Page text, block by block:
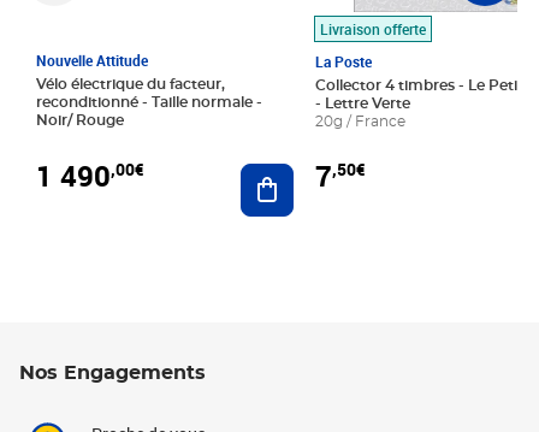
Nouvelle Attitude
Vélo électrique du facteur,
reconditionné - Taille normale -
Noir/ Rouge
1 490,00€ Ajouter au panier
Livraison offerte
La Poste
Collector 4 timbres - Le Petit
- Lettre Verte
20g / France
7,50€
Nos Engagements